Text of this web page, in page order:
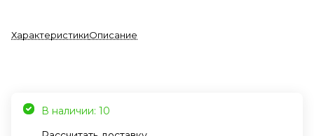
ХарактеристикиОписание
В наличии: 10